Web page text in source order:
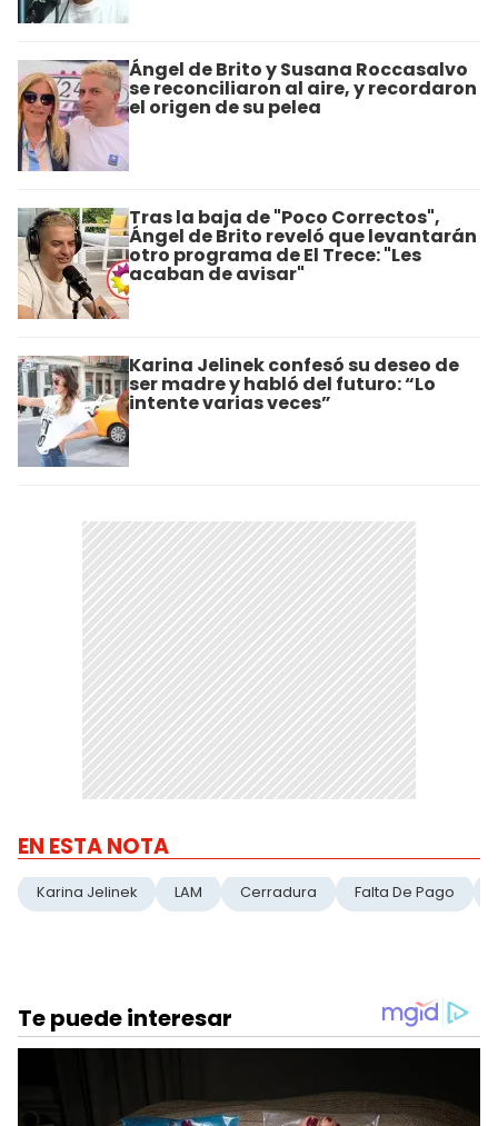
Ángel de Brito y Susana Roccasalvo
se reconciliaron al aire, y recordaron
el origen de su pelea
Tras la baja de "Poco Correctos",
Ángel de Brito reveló que levantarán
otro programa de El Trece: "Les
acaban de avisar"
Karina Jelinek confesó su deseo de
ser madre y habló del futuro: “Lo
intente varias veces”
EN ESTA NOTA
Karina Jelinek LAM Cerradura Falta De Pago